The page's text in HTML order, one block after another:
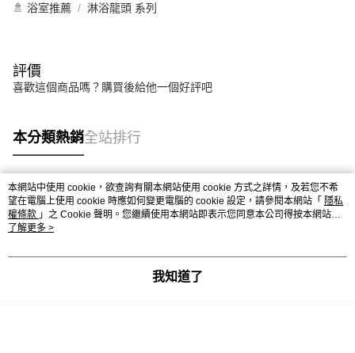
🚿 浴室推薦 淋浴龍頭 系列
評價
喜歡這個商品嗎？購買後給他一個好評吧
本分類熱銷全站排行
熱門標籤
本網站中使用 cookie，欲查詢有關本網站使用 cookie 方式之詳情，及若您不希
望在電腦上使用 cookie 時應如何變更電腦的 cookie 設定，請參閱本網站「 隱私
權條款 」之 Cookie 聲明。您繼續使用本網站即表示您同意本公司得按本網站使
用條款之 Cookie 聲明使用 cookie。
了解更多 >
我知道了